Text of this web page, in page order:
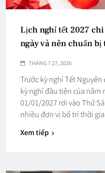
Lịch nghỉ tết 2027
ngày và nên chuẩn bị
THÁNG 7 27, 2026
Trước kỳ nghỉ Tết
kỳ nghỉ đầu tiên của
01/01/2027 rơi vào Thứ
nhiều đơn vị bố trí thời
Xem tiếp